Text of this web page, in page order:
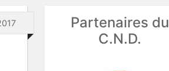
Partenaires du
C.N.D.